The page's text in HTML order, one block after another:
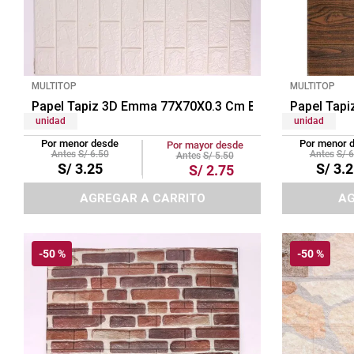
MULTITOP
Papel Tapiz 3D Emma 77X70X0.3 Cm Blanco
unidad
Por menor desde
S/ 6.50
S/ 3.25
Por mayor desde
S/ 5.50
S/ 2.75
AGREGAR A CARRITO
MULTITOP
Papel
unidad
Por menor
S/ 6
S/ 3.
-50 % -50 %